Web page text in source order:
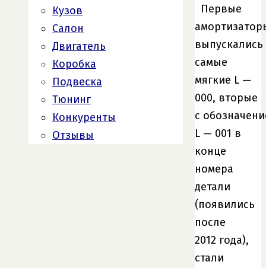
Первые
выпускались
самые
мягкие L —
000, вторые
с
L — 001 в
конце
номера
детали
(появились
после
2012 года),
стали
Кузов
Салон
Двигатель
Коробка
Подвеска
Тюнинг
Конкуренты
Отзывы